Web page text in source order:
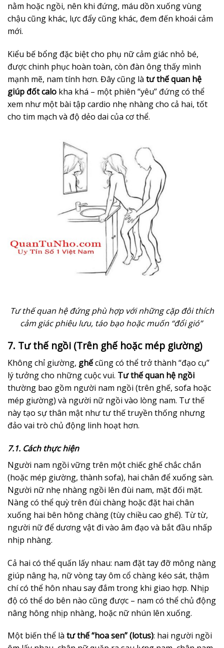
nằm hoặc ngồi, nên khi đứng, máu dồn xuống vùng
chậu cũng khác, lực đẩy cũng khác, đem đến khoái cảm
mới.
Kiểu bế bổng đặc biệt cho phụ nữ cảm giác nhỏ bé,
được chinh phục hoàn toàn, còn đàn ông thấy mình
mạnh mẽ, nam tính hơn. Đây cũng là tư thế quan hệ
giúp đốt calo kha khá – một phiên “yêu” đứng có thể
xem như một bài tập cardio nhẹ nhàng cho cả hai, tốt
cho tim mạch và độ dẻo dai của cơ thể.
Tư thế quan hệ đứng phù hợp với những cặp đôi thích
cảm giác phiêu lưu, táo bạo hoặc muốn “đổi gió”
7. Tư thế ngồi (Trên ghế hoặc mép giường)
Không chỉ giường, ghếcũng có thể trở thành “đạo cụ”
lý tưởng cho những cuộc vui. Tư thế quan hệ ngồi
thường bao gồm người nam ngồi (trên ghế, sofa hoặc
mép giường) và người nữ ngồi vào lòng nam. Tư thế
này tạo sự thân mật như tư thế truyền thống nhưng
đảo vai trò chủ động linh hoạt hơn.
7.1. Cách thực hiện
Người nam ngồi vững trên một chiếc ghế chắc chắn
(hoặc mép giường, thành sofa), hai chân để xuống sàn.
Người nữ nhẹ nhàng ngồi lên đùi nam, mặt đối mặt.
Nàng có thể quỳ trên đùi chàng hoặc đặt hai chân
xuống hai bên hông chàng (tùy chiều cao ghế). Từ từ,
người nữ để dương vật đi vào âm đạo và bắt đầu nhấp
nhịp nhàng.
Cả hai có thể quấn lấy nhau: nam đặt tay đỡ mông nàng
giúp nâng hạ, nữ vòng tay ôm cổ chàng kéo sát, thậm
chí có thể hôn nhau say đắm trong khi giao hợp. Nhịp
độ có thể do bên nào cũng được – nam có thể chủ động
nâng hông nhịp nhàng, hoặc nữ nhún lên xuống.
Một biến thể là tư thế “hoa sen” (lotus): hai người ngồi